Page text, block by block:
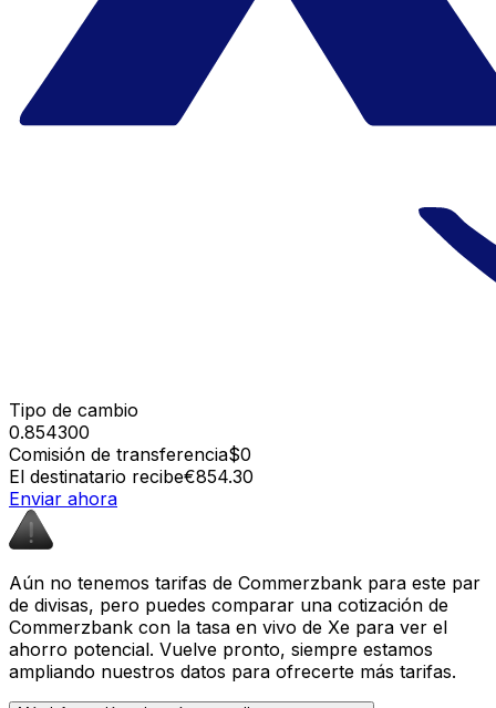
Tipo de cambio
0.854300
Comisión de transferencia$0
El destinatario recibe€854.30
Enviar ahora
Aún no tenemos tarifas de Commerzbank para este par
de divisas, pero puedes comparar una cotización de
Commerzbank con la tasa en vivo de Xe para ver el
ahorro potencial. Vuelve pronto, siempre estamos
ampliando nuestros datos para ofrecerte más tarifas.